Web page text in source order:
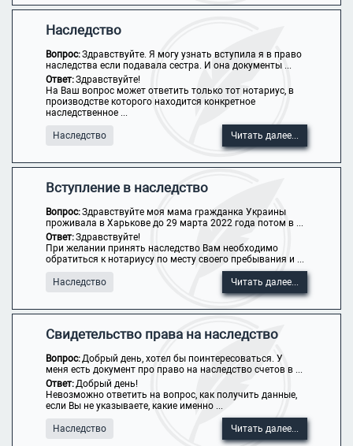
Наследство
Вопрос:Здравствуйте. Я могу узнать вступила я в право
наследства если подавала сестра. И она документы ...
Ответ:Здравствуйте!
На Ваш вопрос может ответить только тот нотариус, в
производстве которого находится конкретное
наследственное ...
Наследство Читать далее...
Вступление в наследство
Вопрос:Здравствуйте моя мама гражданка Украины
проживала в Харькове до 29 марта 2022 года потом в ...
Ответ:Здравствуйте!
При желании принять наследство Вам необходимо
обратиться к нотариусу по месту своего пребывания и ...
Наследство Читать далее...
Свидетельство права на наследство
Вопрос:Добрый день, хотел бы поинтересоваться. У
меня есть документ про право на наследство счетов в ...
Ответ:Добрый день!
Невозможно ответить на вопрос, как получить данные,
если Вы не указываете, какие именно ...
Наследство Читать далее...